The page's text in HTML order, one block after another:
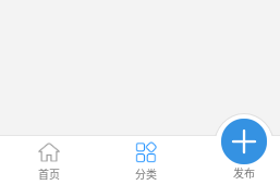
首页 分类 发布